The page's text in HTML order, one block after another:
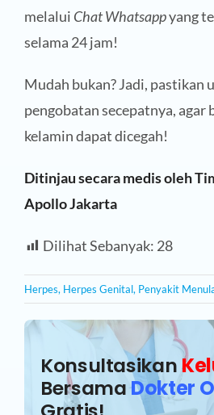
melalui Chat Whatsappyang
selama 24 jam!
Mudah bukan? Jadi, pastikan
pengobatan secepatnya, agar
kelamin dapat dicegah!
Ditinjau secara medis oleh
Apollo Jakarta
Dilihat Sebanyak: 28
Herpes, Herpes Genital, Penyakit
Konsultasikan
BersamaDokter